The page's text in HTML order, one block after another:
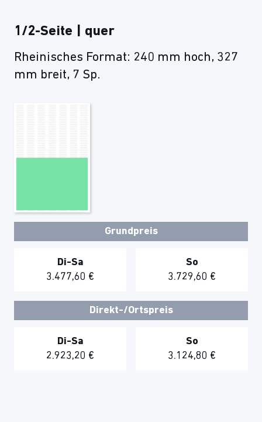
1/2-Seite | quer
Rheinisches Format: 240 mm hoch, 327
mm breit, 7 Sp.
Grundpreis
Di-Sa
3.477,60 €
So
3.729,60 €
Direkt-/Ortspreis
Di-Sa
2.923,20 €
So
3.124,80 €